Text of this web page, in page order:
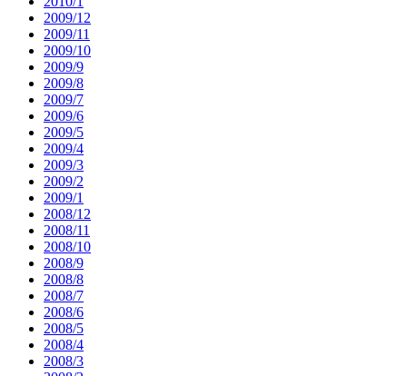
2009/12
2009/11
2009/10
2009/9
2009/8
2009/7
2009/6
2009/5
2009/4
2009/3
2009/2
2009/1
2008/12
2008/11
2008/10
2008/9
2008/8
2008/7
2008/6
2008/5
2008/4
2008/3